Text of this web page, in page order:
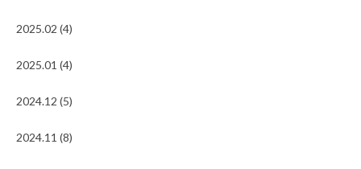
2025.02 (4)
2025.01 (4)
2024.12 (5)
2024.11 (8)